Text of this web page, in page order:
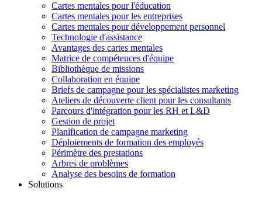
Cartes mentales pour l'éducation
Cartes mentales pour les entreprises
Cartes mentales pour développement personnel
Technologie d'assistance
Avantages des cartes mentales
Matrice de compétences d'équipe
Bibliothèque de missions
Collaboration en équipe
Briefs de campagne pour les spécialistes marketing
Ateliers de découverte client pour les consultants
Parcours d'intégration pour les RH et L&D
Gestion de projet
Planification de campagne marketing
Déploiements de formation des employés
Périmètre des prestations
Arbres de problèmes
Analyse des besoins de formation
Solutions